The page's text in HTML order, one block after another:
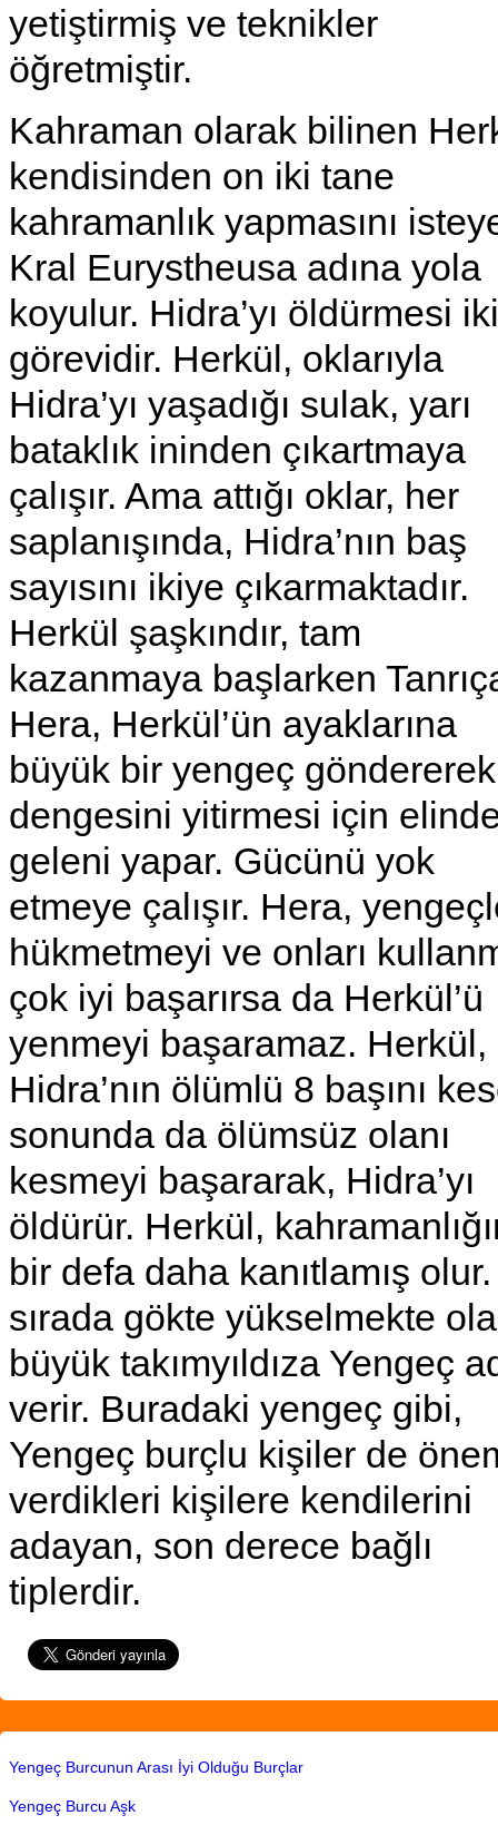
yetiştirmiş ve teknikler
öğretmiştir.
Kahraman olarak bilinen
kendisinden on iki tane
kahramanlık yapmasını
Kral Eurystheusa adına yola
koyulur. Hidra’yı öldürmesi
görevidir. Herkül, oklarıyla
Hidra’yı yaşadığı sulak, yarı
bataklık ininden çıkartmaya
çalışır. Ama attığı oklar, her
saplanışında, Hidra’nın baş
sayısını ikiye çıkarmaktadır.
Herkül şaşkındır, tam
kazanmaya başlarken
Hera, Herkül’ün ayaklarına
büyük bir yengeç
dengesini yitirmesi için
geleni yapar. Gücünü yok
etmeye çalışır. Hera,
hükmetmeyi ve onları
çok iyi başarırsa da Herkül’ü
yenmeyi başaramaz. Herkül,
Hidra’nın ölümlü 8 başını
sonunda da ölümsüz olanı
kesmeyi başararak, Hidra’yı
öldürür. Herkül,
bir defa daha kanıtlamış
sırada gökte yükselmekte
büyük takımyıldıza Yengeç
verir. Buradaki yengeç gibi,
Yengeç burçlu kişiler de
verdikleri kişilere kendilerini
adayan, son derece bağlı
tiplerdir.
Yengeç Burcunun Arası İyi Olduğu Burçlar
Yengeç Burcu Aşk